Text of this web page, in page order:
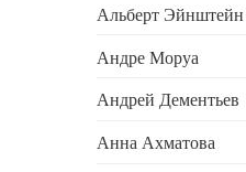
Альберт Эйнштейн
Андре Моруа
Андрей Дементьев
Анна Ахматова